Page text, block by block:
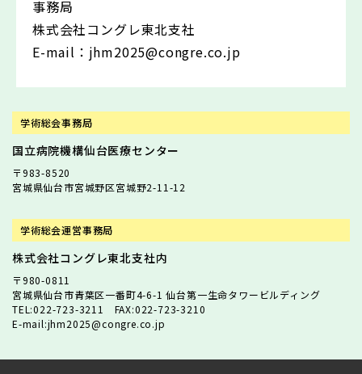
事務局
株式会社コングレ東北支社
E-mail：jhm2025@congre.co.jp
学術総会事務局
国立病院機構仙台医療センター
〒983-8520
宮城県仙台市宮城野区宮城野2-11-12
学術総会運営事務局
株式会社コングレ東北支社内
〒980-0811
宮城県仙台市青葉区一番町4-6-1 仙台第一生命タワービルディング
TEL:022-723-3211 FAX:022-723-3210
E-mail:jhm2025@congre.co.jp